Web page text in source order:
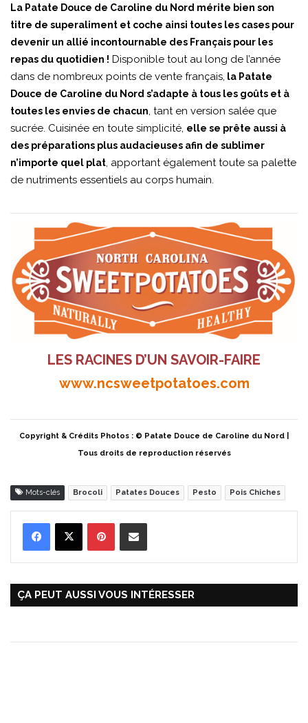
La Patate Douce de Caroline du Nord mérite bien son
titre de superaliment et coche ainsi toutes les cases pour
devenir un allié incontournable des Français pour les
repas du quotidien ! Disponible tout au long de l’année
dans de nombreux points de vente français, la Patate
Douce de Caroline du Nord s’adapte à tous les goûts et à
toutes les envies de chacun, tant en version salée que
sucrée. Cuisinée en toute simplicité, elle se prête aussi à
des préparations plus audacieuses afin de sublimer
n’importe quel plat, apportant également toute sa palette
de nutriments essentiels au corps humain.
LES RACINES D’UN SAVOIR-FAIRE
www.ncsweetpotatoes.com
Copyright & Crédits Photos : © Patate Douce de Caroline du Nord |
Tous droits de reproduction réservés
Mots-clés Brocoli Patates Douces Pesto Pois Chiches
ÇA PEUT AUSSI VOUS INTÉRESSER